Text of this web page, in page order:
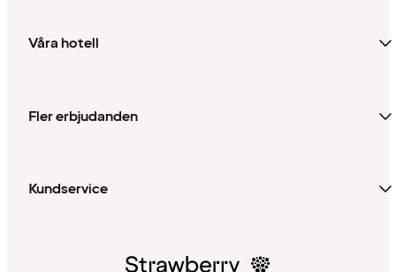
Våra hotell
Fler erbjudanden
Kundservice